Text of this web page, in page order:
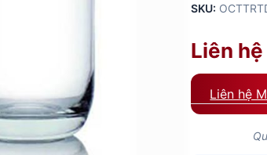
SKU:
Liên hệ
Liên hệ